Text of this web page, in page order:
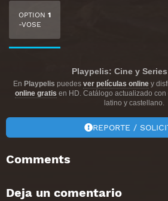
OPTION 1
-VOSE
Playpelis: Cine y
En Playpelis puedes ver películas onliney
online gratis en HD. Catálogo actualizado
latino y castellano.
REPORTE /
Comments
Deja un comentario